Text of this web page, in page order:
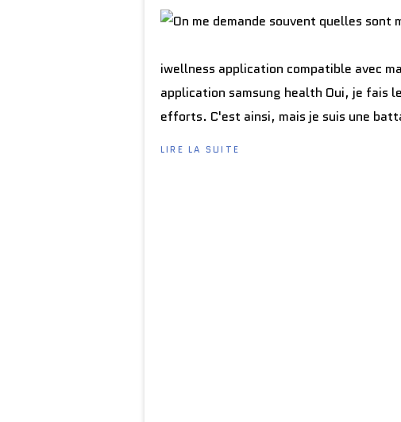
iwellness application compatible avec
application samsung health Oui, je fais
efforts. C'est ainsi, mais je suis une
LIRE LA SUITE